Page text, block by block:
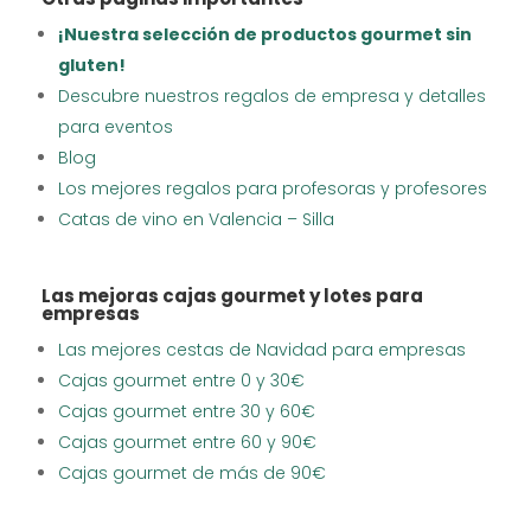
¡Nuestra selección de productos gourmet sin
gluten!
Descubre nuestros regalos de empresa y detalles
para eventos
Blog
Los mejores regalos para profesoras y profesores
Catas de vino en Valencia – Silla
Las mejoras cajas gourmet y lotes para
empresas
Las mejores cestas de Navidad para empresas
Cajas gourmet entre 0 y 30€
Cajas gourmet entre 30 y 60€
Cajas gourmet entre 60 y 90€
Cajas gourmet de más de 90€